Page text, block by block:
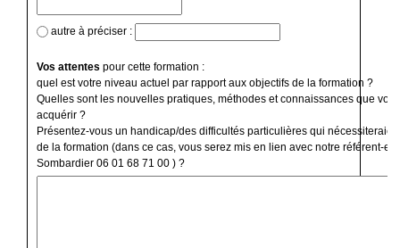
autre à préciser :
Vos attentes pour cette formation :
quel est votre niveau actuel par rapport aux objectifs de la formation ?
Quelles sont les nouvelles pratiques, méthodes et connaissances que
acquérir ?
Présentez-vous un handicap/des difficultés particulières qui
de la formation (dans ce cas, vous serez mis en lien avec notre référent-e
Sombardier 06 01 68 71 00 ) ?